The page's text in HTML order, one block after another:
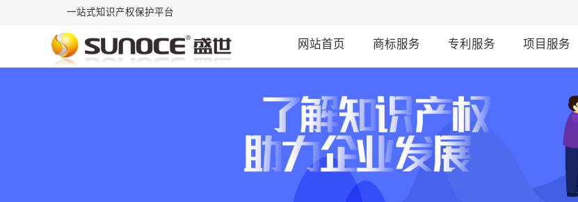
一站式知识产权保护平台
网站首页 商标服务 专利服务 项目服务